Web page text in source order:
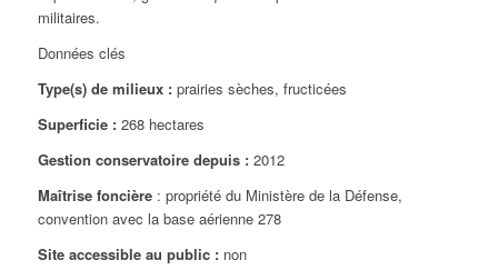
militaires.
Données clés
Type(s) de milieux :prairies sèches, fructicées
Superficie :268 hectares
Gestion conservatoire depuis : 2012
Maîtrise foncière: propriété du Ministère de la Défense,
convention avec la base aérienne 278
Site accessible au public :non